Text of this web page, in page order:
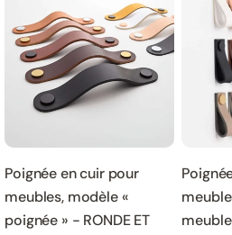
Poignée en cuir pour
meubles, modèle «
poignée » - RONDE ET